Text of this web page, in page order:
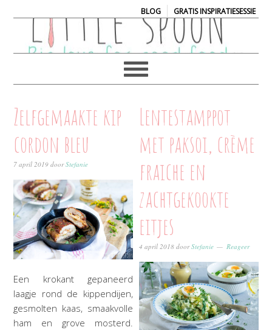
BLOG| GRATIS INSPIRATIESESSIE
Zelfgemaakte kip
cordon bleu
7 april 2019 doorStefanie
Een krokant gepaneerd
laagje rond de kippendijen,
gesmolten kaas, smaakvolle
ham en grove mosterd.
Lentestamppot
met paksoi, crème
fraiche en
zachtgekookte
eitjes
4 april 2018 doorStefanie Reageer